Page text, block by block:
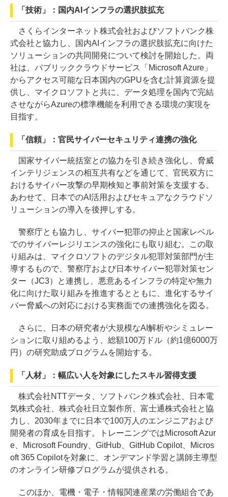
「技術」：国内AIインフラの選択肢拡充
さくらインターネット株式会社およびソフトバンク株
式会社と協力し、国内AIインフラの選択肢拡充に向けた
ソリューションの共同開発について検討を開始した。両
社は、パブリッククラウドサービス「Microsoft Azure」
からアクセス可能な日本国内のGPUを含む計算資源を提
供し、マイクロソフトと共に、データ処理を国内で完結
させながらAzureの標準機能を利用できる環境の実現を
目指す。
「信頼」：官民サイバーセキュリティ連携の強化
国家サイバー統括室との協力を引き続き強化し、脅威
インテリジェンスの相互共有などを通じて、官民双方に
おけるサイバー攻撃の早期検知と事前対策を支援する。
あわせて、日本でのAI活用およびセキュアなクラウドソ
リューションの導入を後押しする。
警察庁とも協力し、サイバー犯罪の抑止と国家レベル
でのサイバーレジリエンスの強化にも取り組む。この取
り組みは、マイクロソフトのデジタル犯罪対策部門が主
導するもので、警察庁および日本サイバー犯罪対策セン
ター（JC3）と連携し、悪意あるインフラの特定や無力
化に向けた取り組みを推進するとともに、進化するサイ
バー脅威への対応における実務面での連携強化を図る。
さらに、日本の研究者が大規模なAI解析やシミュレー
ションに取り組めるよう、総額100万ドル（約1億6000万
円）の研究助成プログラムを開始する。
「人材」：幅広い人を対象にしたスキル習得支援
株式会社NTTデータ、ソフトバンク株式会社、日本電
気株式会社、株式会社日立製作所、富士通株式会社と協
力し、2030年までに日本で100万人のエンジニアおよび
開発者の育成を目指す。トレーニングではMicrosoft Azur
e、Microsoft Foundry、GitHub、GitHub Copilot、Micros
oft 365 Copilotを対象に、オンデマンド学習と講師主導型
のオンライン研修プログラムが提供される。
このほか、電機・電子・情報関連産業の労働組合であ